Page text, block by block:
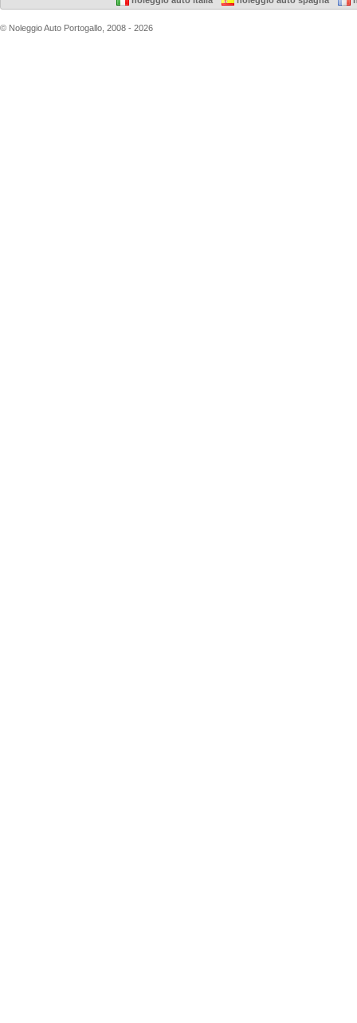
© Noleggio Auto Portogallo, 2008 - 2026